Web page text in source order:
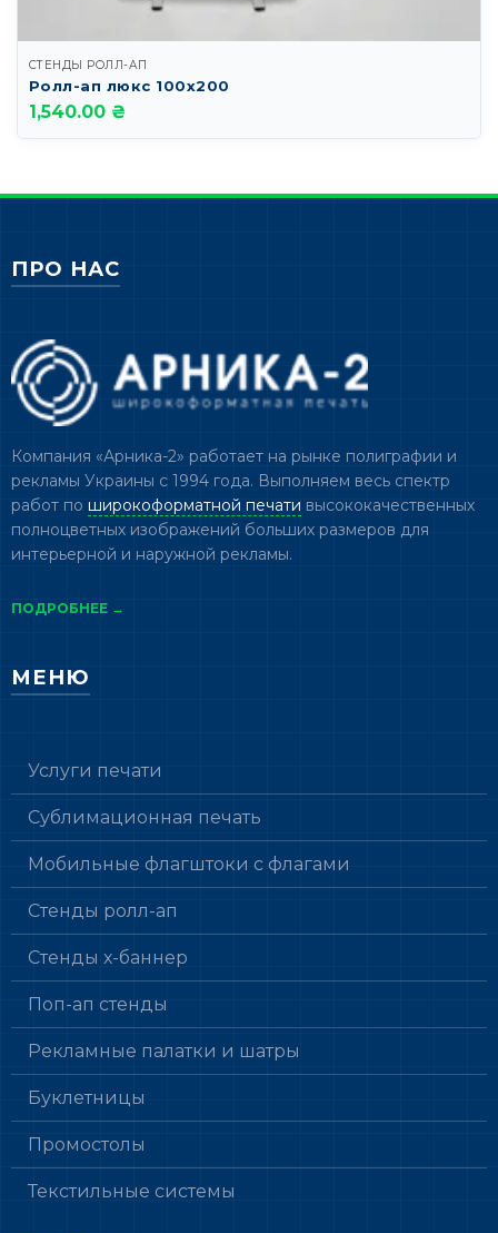
СТЕНДЫ РОЛЛ-АП
Ролл-ап люкс 100х200
1,540.00 ₴
ПРО НАС
Компания «Арника-2» работает на рынке полиграфии и
рекламы Украины с 1994 года. Выполняем весь спектр
работ по широкоформатной печати высококачественных
полноцветных изображений больших размеров для
интерьерной и наружной рекламы.
ПОДРОБНЕЕ →
МЕНЮ
Услуги печати
Сублимационная печать
Мобильные флагштоки с флагами
Стенды ролл-ап
Стенды х-баннер
Поп-ап стенды
Рекламные палатки и шатры
Буклетницы
Промостолы
Текстильные системы